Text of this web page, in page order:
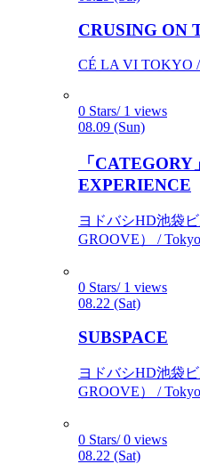
CRUSING ON
CÉ LA VI TOKYO /
0 Stars/ 1 views
08.09 (Sun)
「
EXPERIENCE
ヨドバシHD池袋
GROOVE） /
0 Stars/ 1 views
08.22 (Sat)
SUBSPACE
ヨドバシHD池袋
GROOVE） /
0 Stars/ 0 views
08.22 (Sat)